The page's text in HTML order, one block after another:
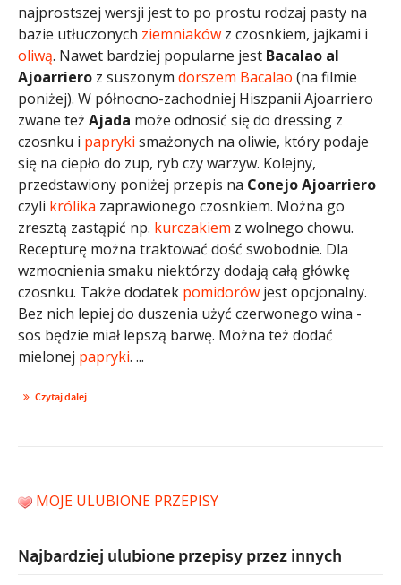
najprostszej wersji jest to po prostu rodzaj pasty na
bazie utłuczonych ziemniaków z czosnkiem, jajkami i
oliwą. Nawet bardziej popularne jest Bacalao al
Ajoarriero z suszonym dorszem Bacalao (na filmie
poniżej). W północno-zachodniej Hiszpanii Ajoarriero
zwane też Ajada może odnosić się do dressing z
czosnku i papryki smażonych na oliwie, który podaje
się na ciepło do zup, ryb czy warzyw. Kolejny,
przedstawiony poniżej przepis na Conejo Ajoarriero
czyli królika zaprawionego czosnkiem. Można go
zresztą zastąpić np. kurczakiem z wolnego chowu.
Recepturę można traktować dość swobodnie. Dla
wzmocnienia smaku niektórzy dodają całą główkę
czosnku. Także dodatek pomidorów jest opcjonalny.
Bez nich lepiej do duszenia użyć czerwonego wina -
sos będzie miał lepszą barwę. Można też dodać
mielonej papryki. ...
Czytaj dalej
MOJE ULUBIONE PRZEPISY
Najbardziej ulubione przepisy przez innych